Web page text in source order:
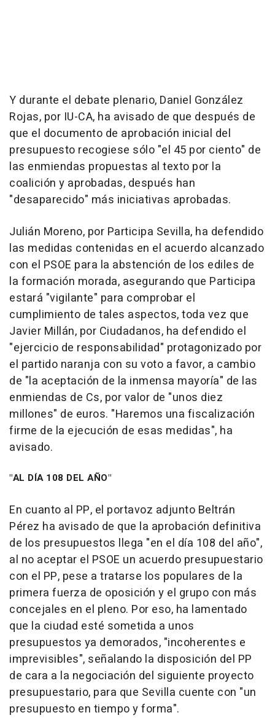
Y durante el debate plenario, Daniel González
Rojas, por IU-CA, ha avisado de que después de
que el documento de aprobación inicial del
presupuesto recogiese sólo "el 45 por ciento" de
las enmiendas propuestas al texto por la
coalición y aprobadas, después han
"desaparecido" más iniciativas aprobadas.
Julián Moreno, por Participa Sevilla, ha defendido
las medidas contenidas en el acuerdo alcanzado
con el PSOE para la abstención de los ediles de
la formación morada, asegurando que Participa
estará "vigilante" para comprobar el
cumplimiento de tales aspectos, toda vez que
Javier Millán, por Ciudadanos, ha defendido el
"ejercicio de responsabilidad" protagonizado por
el partido naranja con su voto a favor, a cambio
de "la aceptación de la inmensa mayoría" de las
enmiendas de Cs, por valor de "unos diez
millones" de euros. "Haremos una fiscalización
firme de la ejecución de esas medidas", ha
avisado.
"AL DÍA 108 DEL AÑO"
En cuanto al PP, el portavoz adjunto Beltrán
Pérez ha avisado de que la aprobación definitiva
de los presupuestos llega "en el día 108 del año",
al no aceptar el PSOE un acuerdo presupuestario
con el PP, pese a tratarse los populares de la
primera fuerza de oposición y el grupo con más
concejales en el pleno. Por eso, ha lamentado
que la ciudad esté sometida a unos
presupuestos ya demorados, "incoherentes e
imprevisibles", señalando la disposición del PP
de cara a la negociación del siguiente proyecto
presupuestario, para que Sevilla cuente con "un
presupuesto en tiempo y forma".